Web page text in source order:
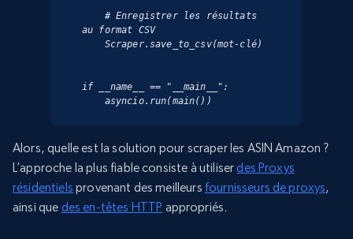
au format CSV
if __name__ == "__main__":
    asyncio.run(main())
Alors, quelle est la solution pour scraper les ASIN Amazon ?
L’approche la plus fiable consiste à utiliserdes Proxys
résidentiels provenant des meilleurs fournisseurs de proxys,
ainsi que des en-têtes HTTP appropriés.